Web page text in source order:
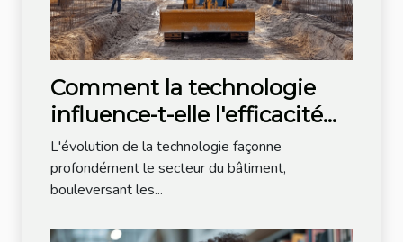
Comment la technologie
influence-t-elle l'efficacité
des méthodes de
construction modernes ?
L'évolution de la technologie façonne
profondément le secteur du bâtiment,
bouleversant les...